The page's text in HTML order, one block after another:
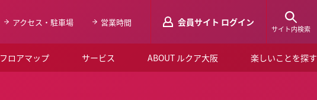
アクセス・駐車場 営業時間 会員サイト ログイン
サイト内検索
フロアマップ サービス ABOUT ルクア大阪 楽しいことを探す